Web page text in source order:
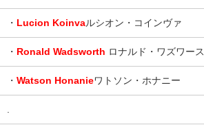
・ Lucion Koinvaルシオン・コインヴァ
・ Ronald Wadsworth ロナルド・ワズワース
・ Watson Honanieワトソン・ホナニー